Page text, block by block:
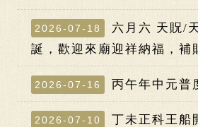
2026-07-18
六月六 天貺/
誕，歡迎來廟迎祥納福，補
2026-07-16 丙午年中元普
2026-07-10 丁未正科王船